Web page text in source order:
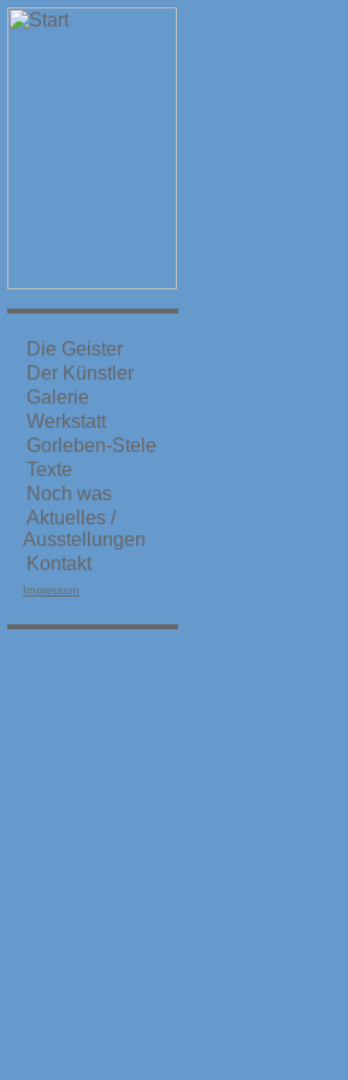
Die Geister
Der Künstler
Galerie
Werkstatt
Gorleben-Stele
Texte
Noch was
Aktuelles /
Ausstellungen
Kontakt
Impressum